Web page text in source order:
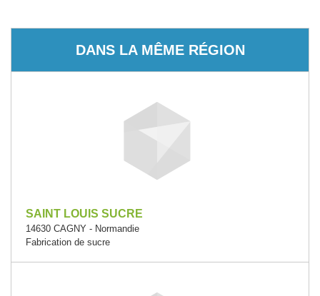
DANS LA MÊME RÉGION
SAINT LOUIS SUCRE
14630 CAGNY - Normandie
Fabrication de sucre